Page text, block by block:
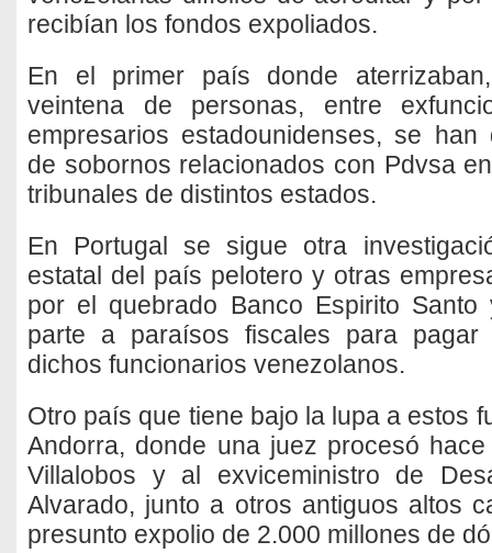
recibían los fondos expoliados.
En el primer país donde
veintena de personas, entre
empresarios estadounidenses, se
de sobornos relacionados con Pdvsa
tribunales de distintos estados.
En Portugal se sigue otra
estatal del país pelotero y otras
por el quebrado Banco Espirito
parte a paraísos fiscales para pagar
dichos funcionarios venezolanos.
Otro país que tiene bajo la lupa a estos
Andorra, donde una juez procesó
Villalobos y al exviceministro de
Alvarado, junto a otros antiguos altos
presunto expolio de 2.000 millones de